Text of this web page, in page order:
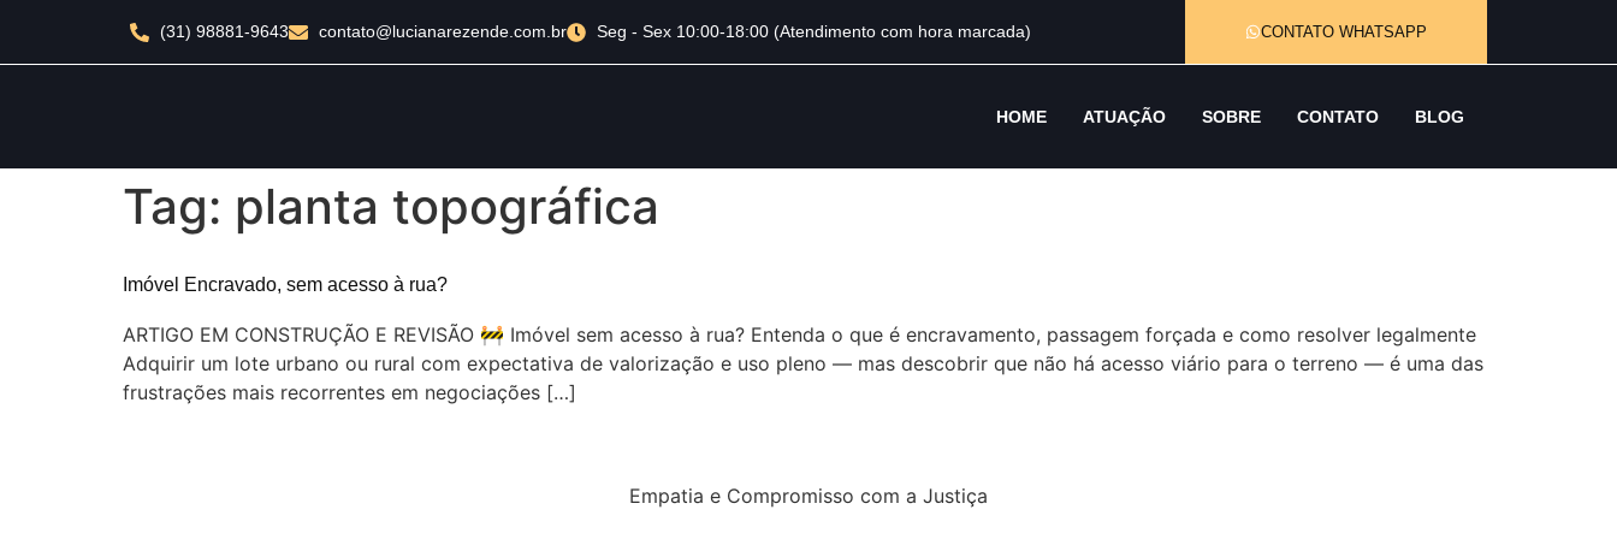
CONTATO WHATSAPP
(31) 98881-9643 contato@lucianarezende.com.br Seg - Sex 10:00-18:00 (Atendimento com hora marcada)
HOME ATUAÇÃO SOBRE CONTATO BLOG
Tag: planta topográfica
Imóvel Encravado, sem acesso à rua?
ARTIGO EM CONSTRUÇÃO E REVISÃO 🚧 Imóvel sem acesso à rua? Entenda o que é encravamento, passagem forçada e como resolver legalmente
Adquirir um lote urbano ou rural com expectativa de valorização e uso pleno — mas descobrir que não há acesso viário para o terreno — é uma das
frustrações mais recorrentes em negociações […]
Empatia e Compromisso com a Justiça